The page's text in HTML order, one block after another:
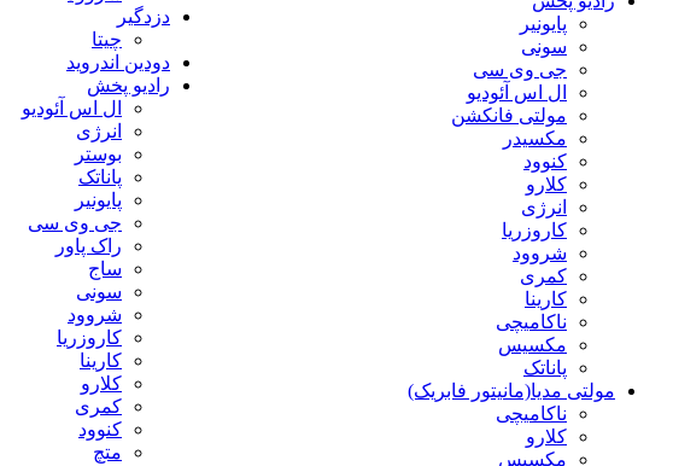
دزدگیر
چیتا
دودین اندروید
رادیو پخش
ال اس آئودیو
انرژی
بوستر
پاناتک
پایونیر
جی وی سی
راک پاور
ساج
سونی
شروود
کاروزریا
کارینا
کلارو
کمری
کنوود
متچ
پایونیر
سونی
جی وی سی
ال اس آئودیو
مولتی فانکشن
مکسیدر
کنوود
کلارو
انرژی
کاروزریا
شروود
کمری
کارینا
ناکامیچی
مکسیس
پاناتک
مولتی مدیا(مانیتور فابریک)
ناکامیچی
کلارو
مکسیس